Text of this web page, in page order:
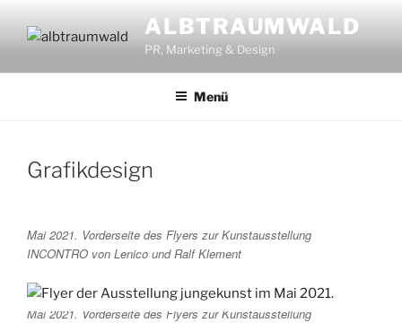
Inhalt
ALBTRAUMWALD
PR, Marketing & Design
Menü
Grafikdesign
Mai 2021. Vorderseite des Flyers zur Kunstausstellung
INCONTRO von Lenico und Ralf Klement
Mai 2021. Vorderseite des Flyers zur Kunstausstellung